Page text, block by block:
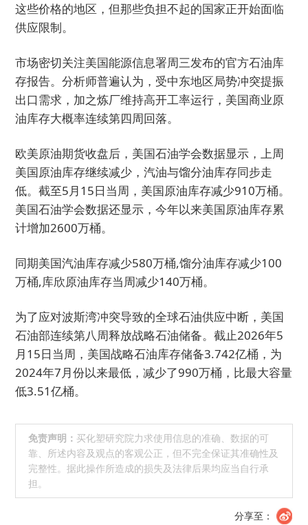
这些价格的地区，但那些负担不起的国家正开始面临
供应限制。
市场密切关注美国能源信息署周三发布的官方石油库
存报告。分析师普遍认为，受中东地区局势冲突提振
出口需求，加之炼厂维持高开工率运行，美国商业原
油库存大概率连续第四周回落。
欧美原油期货收盘后，美国石油学会数据显示，上周
美国原油库存继续减少，汽油与馏分油库存同步走
低。截至5月15日当周，美国原油库存减少910万桶。
美国石油学会数据还显示，今年以来美国原油库存累
计增加2600万桶。
同期美国汽油库存减少580万桶,馏分油库存减少100
万桶,库欣原油库存当周减少140万桶。
为了应对波斯湾冲突导致的全球石油供应中断，美国
石油部连续第八周释放战略石油储备。截止2026年5
月15日当周，美国战略石油库存储备3.742亿桶，为
2024年7月份以来最低，减少了990万桶，比最大容量
低3.51亿桶。
免责声明： 买化塑研究院力求使用信息的准确、数据的可
靠、所述内容及观点的客观公正，但不完全保证其准确性及
完整性。据此操作所造成的损失及法律后果均应当自行承
担。
分享至：